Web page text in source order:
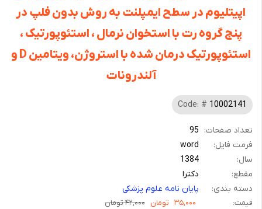
اپیتلیوم در سطح ایمپلنت به روش بدون فلپ در
پنج گروه رت با استخوان نرمال ، استئوپورتیک ،
استئوپورتیک درمان شده با استروژن، ویتامین D و
آلندرونات
Code: # 10002141
تعداد صفحات: 95
فرمت فایل:
word
سال:
1384
مقطع:
دکترا
دسته بندی:
پایان نامه علوم پزشکی
قیمت: ۳۵,۰۰۰ تومان ۴۲,۰۰۰ تومان